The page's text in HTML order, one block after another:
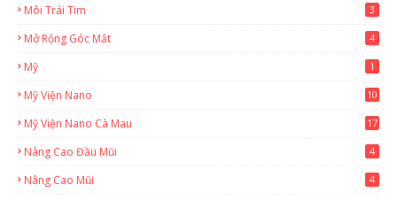
Môi Trái Tim 3
Mở Rộng Góc Mắt 4
Mỹ 1
Mỹ Viện Nano 10
Mỹ Viện Nano Cà Mau
17
Nâng Cao Đầu Mũi 4
Nâng Cao Mũi 4